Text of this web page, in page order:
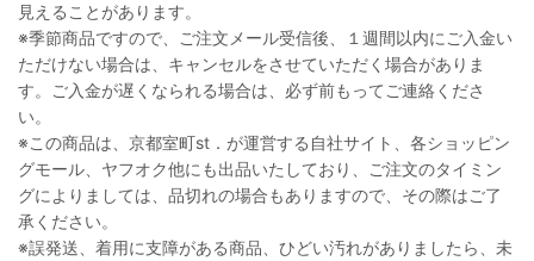
見えることがあります。
※季節商品ですので、ご注文メール受信後、１週間以内にご入金い
ただけない場合は、キャンセルをさせていただく場合がありま
す。ご入金が遅くなられる場合は、必ず前もってご連絡くださ
い。
※この商品は、京都室町st．が運営する自社サイト、各ショッピン
グモール、ヤフオク他にも出品いたしており、ご注文のタイミン
グによりましては、品切れの場合もありますので、その際はご了
承ください。
※誤発送、着用に支障がある商品、ひどい汚れがありましたら、未